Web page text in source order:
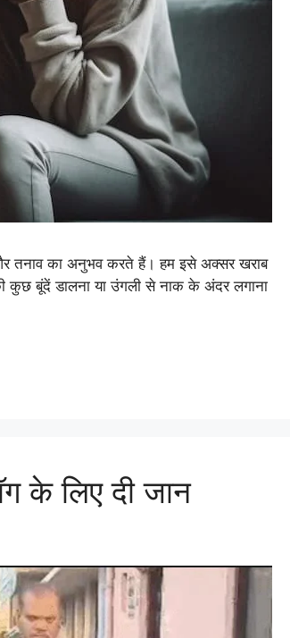
तनाव का अनुभव करते हैं। हम इसे अक्सर खराब
कुछ बूंदें डालना या उंगली से नाक के अंदर लगाना
के लिए दी जान